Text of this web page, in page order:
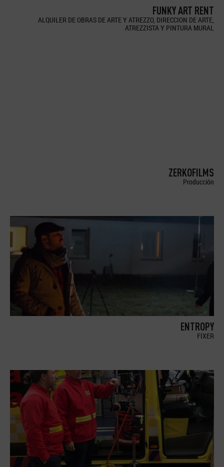
FUNKY ART RENT
ALQUILER DE OBRAS DE ARTE Y ATREZZO, DIRECCION DE ARTE,
ATREZZISTA Y PINTURA MURAL
ZERKOFILMS
Producción
ENTROPY
FIXER